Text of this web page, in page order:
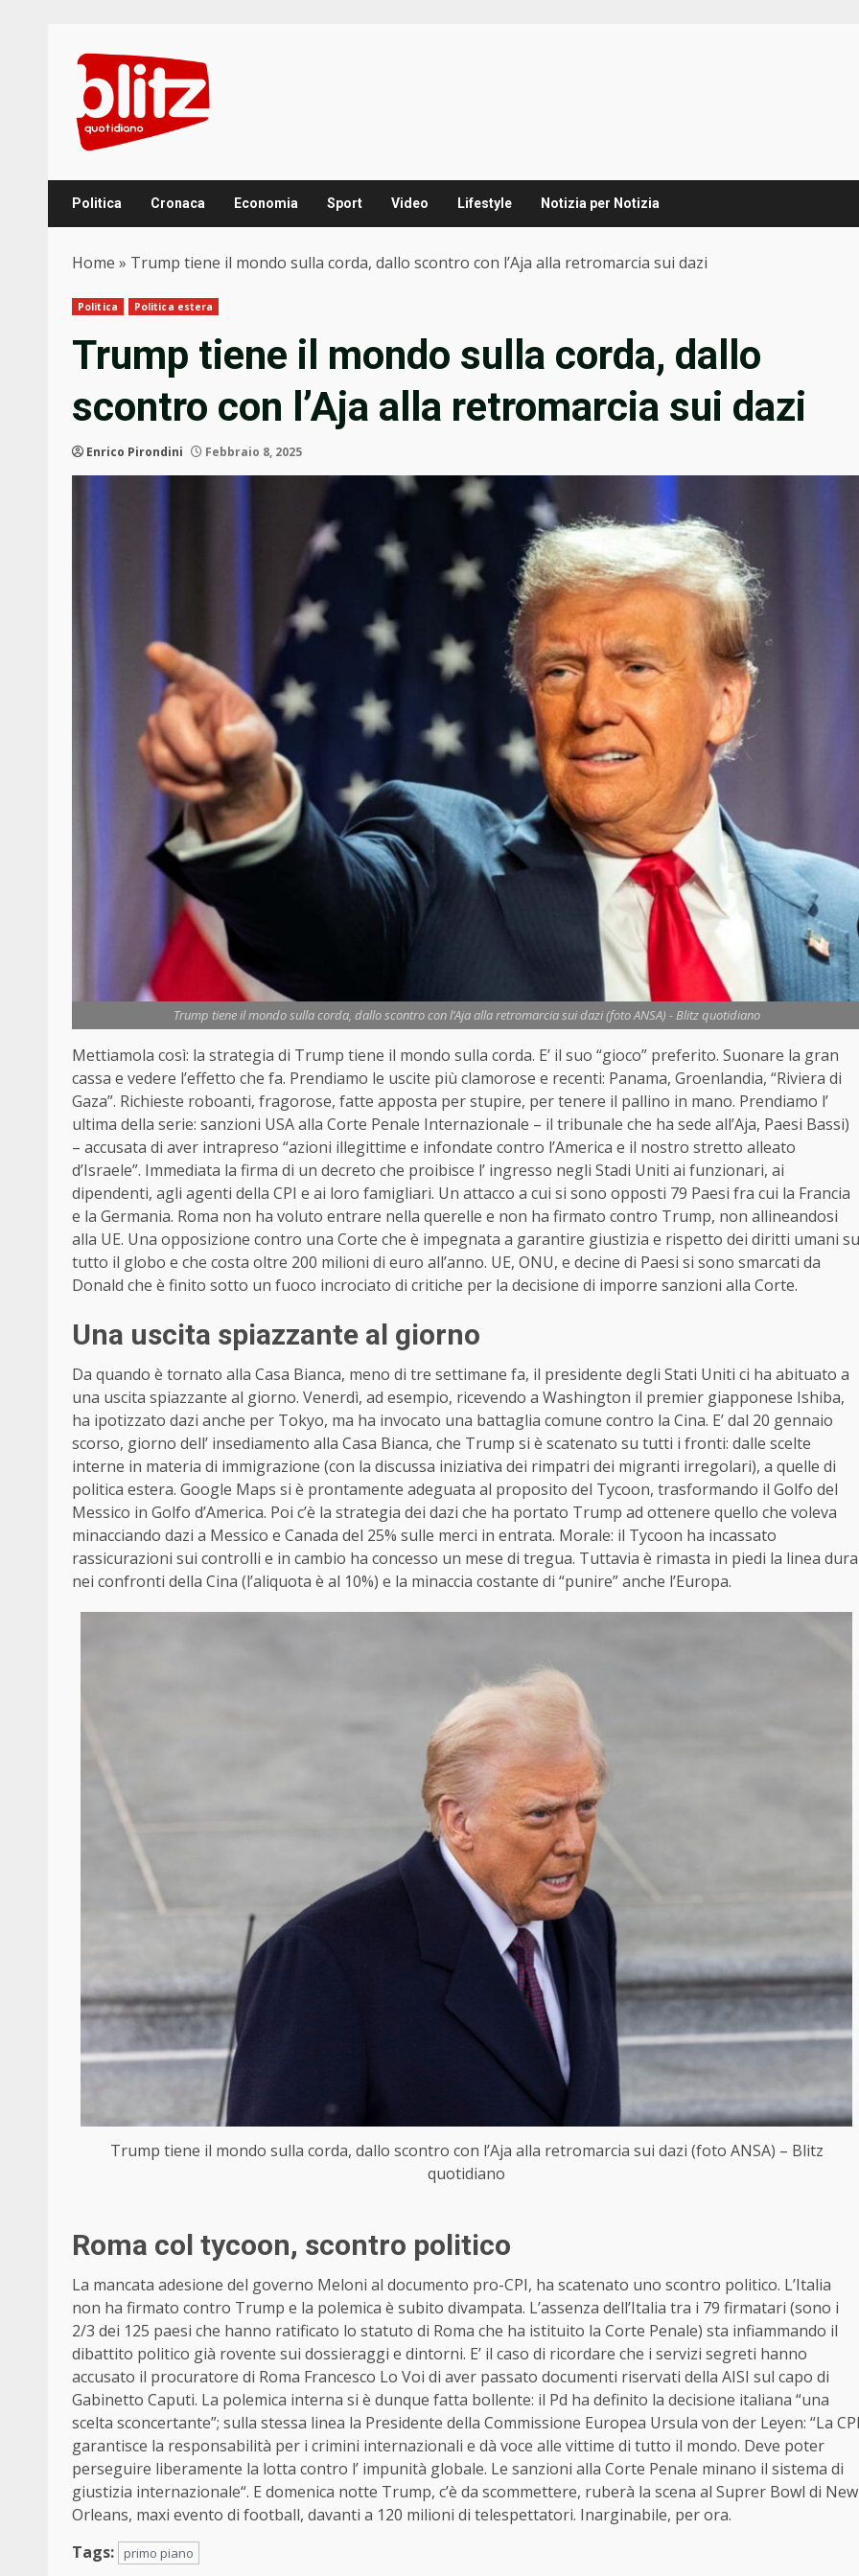
content
Politica Cronaca Economia Sport Video Lifestyle Notizia per Notizia
Home » Trump tiene il mondo sulla corda, dallo scontro con l’Aja alla retromarcia sui dazi
Politica Politica estera
Trump tiene il mondo sulla corda, dallo
scontro con l’Aja alla retromarcia sui dazi
Enrico Pirondini Febbraio 8, 2025
Trump tiene il mondo sulla corda, dallo scontro con l’Aja alla retromarcia sui dazi (foto ANSA) - Blitz quotidiano
Mettiamola così: la strategia di Trump tiene il mondo sulla corda. E’ il suo “gioco” preferito. Suonare la gran
cassa e vedere l’effetto che fa. Prendiamo le uscite più clamorose e recenti: Panama, Groenlandia, “Riviera di
Gaza”. Richieste roboanti, fragorose, fatte apposta per stupire, per tenere il pallino in mano. Prendiamo l’
ultima della serie: sanzioni USA alla Corte Penale Internazionale – il tribunale che ha sede all’Aja, Paesi Bassi)
– accusata di aver intrapreso “azioni illegittime e infondate contro l’America e il nostro stretto alleato
d’Israele”. Immediata la firma di un decreto che proibisce l’ ingresso negli Stadi Uniti ai funzionari, ai
dipendenti, agli agenti della CPI e ai loro famigliari. Un attacco a cui si sono opposti 79 Paesi fra cui la Francia
e la Germania. Roma non ha voluto entrare nella querelle e non ha firmato contro Trump, non allineandosi
alla UE. Una opposizione contro una Corte che è impegnata a garantire giustizia e rispetto dei diritti umani su
tutto il globo e che costa oltre 200 milioni di euro all’anno. UE, ONU, e decine di Paesi si sono smarcati da
Donald che è finito sotto un fuoco incrociato di critiche per la decisione di imporre sanzioni alla Corte.
Una uscita spiazzante al giorno
Da quando è tornato alla Casa Bianca, meno di tre settimane fa, il presidente degli Stati Uniti ci ha abituato a
una uscita spiazzante al giorno. Venerdì, ad esempio, ricevendo a Washington il premier giapponese Ishiba,
ha ipotizzato dazi anche per Tokyo, ma ha invocato una battaglia comune contro la Cina. E’ dal 20 gennaio
scorso, giorno dell’ insediamento alla Casa Bianca, che Trump si è scatenato su tutti i fronti: dalle scelte
interne in materia di immigrazione (con la discussa iniziativa dei rimpatri dei migranti irregolari), a quelle di
politica estera. Google Maps si è prontamente adeguata al proposito del Tycoon, trasformando il Golfo del
Messico in Golfo d’America. Poi c’è la strategia dei dazi che ha portato Trump ad ottenere quello che voleva
minacciando dazi a Messico e Canada del 25% sulle merci in entrata. Morale: il Tycoon ha incassato
rassicurazioni sui controlli e in cambio ha concesso un mese di tregua. Tuttavia è rimasta in piedi la linea dura
nei confronti della Cina (l’aliquota è al 10%) e la minaccia costante di “punire” anche l’Europa.
Trump tiene il mondo sulla corda, dallo scontro con l’Aja alla retromarcia sui dazi (foto ANSA) – Blitz
quotidiano
Roma col tycoon, scontro politico
La mancata adesione del governo Meloni al documento pro-CPI, ha scatenato uno scontro politico. L’Italia
non ha firmato contro Trump e la polemica è subito divampata. L’assenza dell’Italia tra i 79 firmatari (sono i
2/3 dei 125 paesi che hanno ratificato lo statuto di Roma che ha istituito la Corte Penale) sta infiammando il
dibattito politico già rovente sui dossieraggi e dintorni. E’ il caso di ricordare che i servizi segreti hanno
accusato il procuratore di Roma Francesco Lo Voi di aver passato documenti riservati della AISI sul capo di
Gabinetto Caputi. La polemica interna si è dunque fatta bollente: il Pd ha definito la decisione italiana “una
scelta sconcertante”; sulla stessa linea la Presidente della Commissione Europea Ursula von der Leyen: “La
garantisce la responsabilità per i crimini internazionali e dà voce alle vittime di tutto il mondo. Deve poter
perseguire liberamente la lotta contro l’ impunità globale. Le sanzioni alla Corte Penale minano il sistema di
giustizia internazionale“. E domenica notte Trump, c’è da scommettere, ruberà la scena al Suprer Bowl di New
Orleans, maxi evento di football, davanti a 120 milioni di telespettatori. Inarginabile, per ora.
Tags:
primo piano